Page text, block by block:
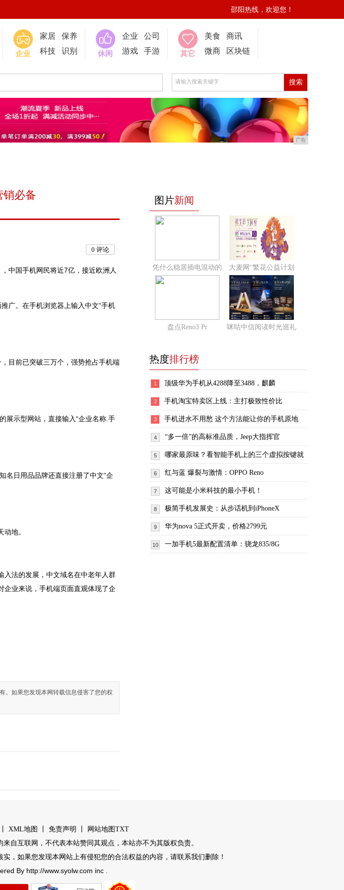
邵阳热线，欢迎您！
企业
家居
保养
科技
识别 休闲
企业
公司
游戏
手游 其它
美食
商讯
微商
区块链
广告
销必备
0 评论
中国手机网民将近7亿，接近欧洲人
广。在手机浏览器上输入中文“手机
目前已突破三万个，强势抢占手机端
展示型网站，直接输入“企业名称.手
名日用品品牌还直接注册了中文“企
地。
入法的发展，中文域名在中老年人群
企业来说，手机端页面直观体现了企
。如果您发现本网转载信息侵害了您的权
图片新闻
凭什么稳居插电混动的 大麦网“繁花公益计划
盘点Reno3 Pr 咪咕中信阅读时光巡礼
热度排行榜
1 顶级华为手机从4288降至3488，麒麟
2 手机淘宝特卖区上线：主打极致性价比
3 手机进水不用愁 这个方法能让你的手机原地
4 “多一倍”的高标准品质，Jeep大指挥官
5 哪家最原味？看智能手机上的三个虚拟按键就
6 红与蓝 爆裂与激情：OPPO Reno
7 这可能是小米科技的最小手机！
8 极简手机发展史：从步话机到iPhoneX
9 华为nova 5正式开卖，价格2799元
10 一加手机5最新配置清单：骁龙835/8G
XML地图 免责声明 网站地图 TXT
自互联网，不代表本站赞同其观点，本站亦不为其版权负责。
，如果您发现本网站上有侵犯您的合法权益的内容，请联系我们删除！
By http://www.syolw.com inc .